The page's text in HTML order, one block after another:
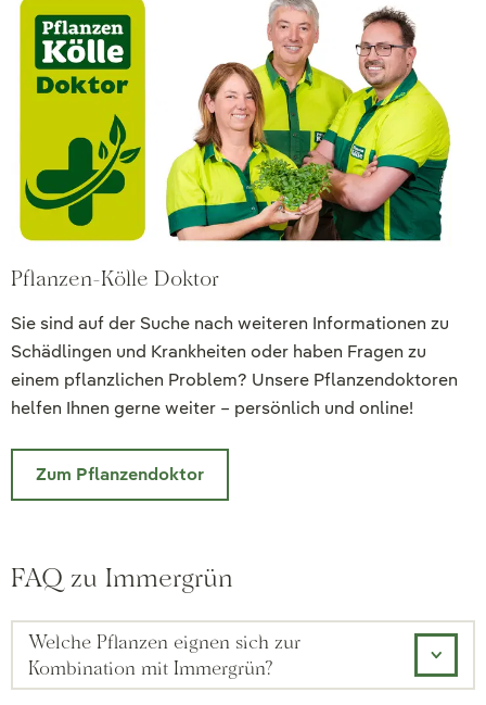
Pflanzen-Kölle Doktor
Sie sind auf der Suche nach weiteren Informationen zu
Schädlingen und Krankheiten oder haben Fragen zu
einem pflanzlichen Problem? Unsere Pflanzendoktoren
helfen Ihnen gerne weiter – persönlich und online!
Zum Pflanzendoktor
FAQ zu Immergrün
Welche Pflanzen eignen sich zur
Kombination mit Immergrün?